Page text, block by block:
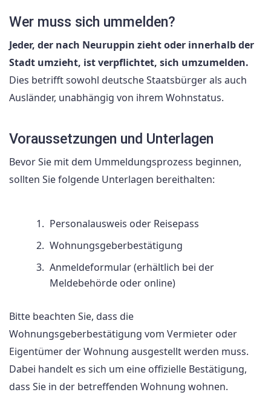
Wer muss sich ummelden?
Jeder, der nach Neuruppin zieht oder innerhalb der
Stadt umzieht, ist verpflichtet, sich umzumelden.
Dies betrifft sowohl deutsche Staatsbürger als auch
Ausländer, unabhängig von ihrem Wohnstatus.
Voraussetzungen und Unterlagen
Bevor Sie mit dem Ummeldungsprozess beginnen,
sollten Sie folgende Unterlagen bereithalten:
Personalausweis oder Reisepass
Wohnungsgeberbestätigung
Anmeldeformular (erhältlich bei der
Meldebehörde oder online)
Bitte beachten Sie, dass die
Wohnungsgeberbestätigung vom Vermieter oder
Eigentümer der Wohnung ausgestellt werden muss.
Dabei handelt es sich um eine offizielle Bestätigung,
dass Sie in der betreffenden Wohnung wohnen.